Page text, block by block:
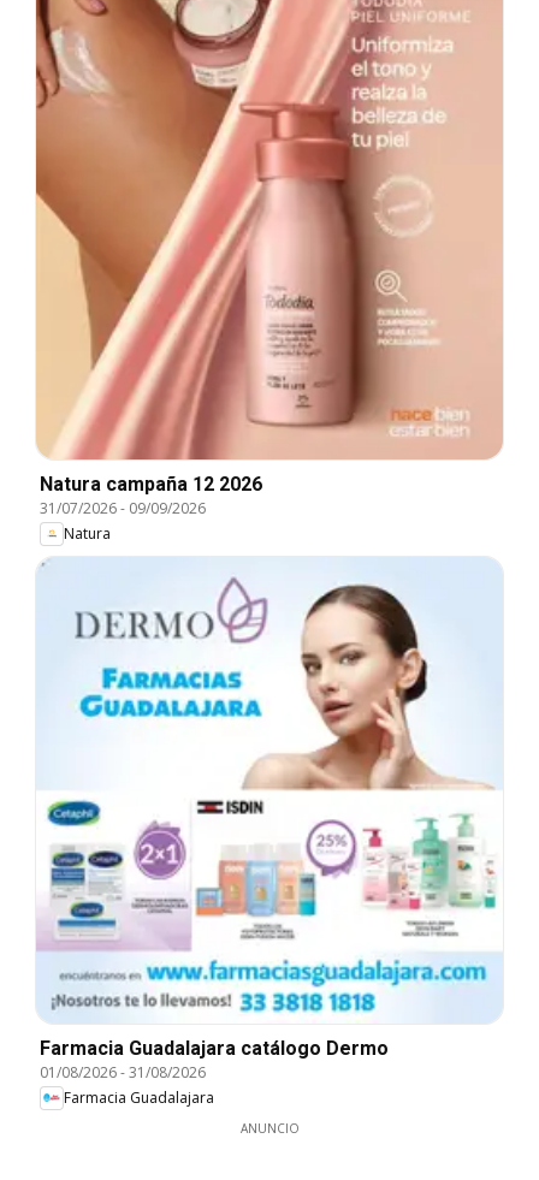
Natura campaña 12 2026
31/07/2026- 09/09/2026
Natura
Farmacia Guadalajara catálogo Dermo
01/08/2026-31/08/2026
Farmacia Guadalajara
ANUNCIO